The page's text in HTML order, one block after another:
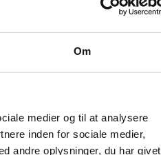
Om
medier og til at analysere
inden for sociale medier,
andre oplysninger, du har givet
guide